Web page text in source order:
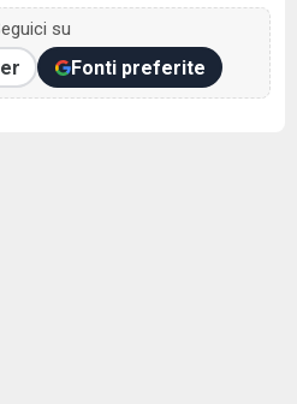
su
Fonti preferite